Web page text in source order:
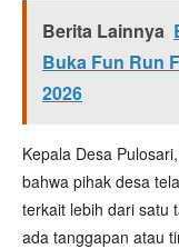
Berita Lainnya
Buka Fun Run
2026
Kepala Desa
bahwa pihak desa
terkait lebih dari satu
ada tanggapan atau